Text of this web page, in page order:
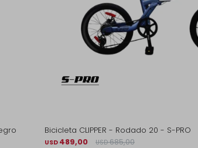
Bicicleta CLIPPER - Rodado 20 - S-PRO
USD 489,00 USD 685,00